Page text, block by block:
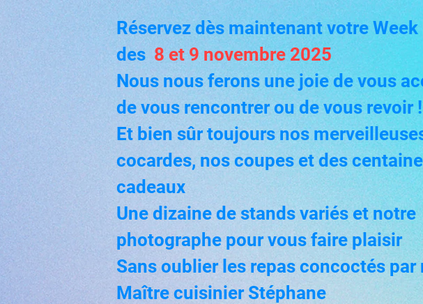
Réservez dès maintenant votre Week
des 8 et 9 novembre 2025
Nous nous ferons une joie de vous
de vous rencontrer ou de vous revoir !
Et bien sûr toujours nos
cocardes, nos coupes etdes
cadeaux
Une dizaine de stands variés et notre
photographe pour vous faire plaisir
Sans oublier les repas concoctés par
Maître cuisinier Stéphane